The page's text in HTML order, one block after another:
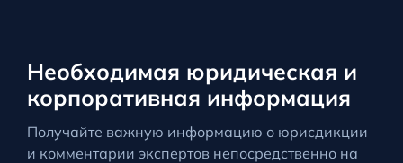
Необходимая юридическая и
корпоративная информация
Получайте важную информацию о юрисдикции
и комментарии экспертов непосредственно на